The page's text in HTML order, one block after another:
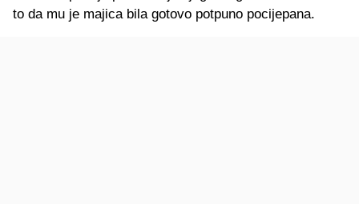
to da mu je majica bila gotovo potpuno pocijepana.